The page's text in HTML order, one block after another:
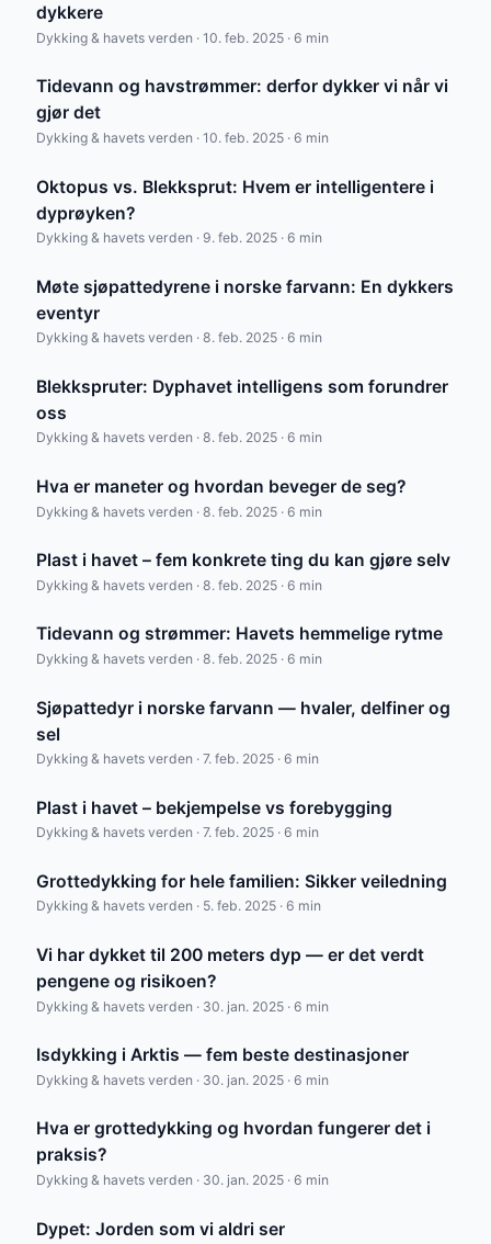
dykkere
Dykking & havets verden · 10. feb. 2025 · 6 min
Tidevann og havstrømmer: derfor dykker vi når vi
gjør det
Dykking & havets verden · 10. feb. 2025 · 6 min
Oktopus vs. Blekksprut: Hvem er intelligentere i
dyprøyken?
Dykking & havets verden · 9. feb. 2025 · 6 min
Møte sjøpattedyrene i norske farvann: En dykkers
eventyr
Dykking & havets verden · 8. feb. 2025 · 6 min
Blekkspruter: Dyphavet intelligens som forundrer
oss
Dykking & havets verden · 8. feb. 2025 · 6 min
Hva er maneter og hvordan beveger de seg?
Dykking & havets verden · 8. feb. 2025 · 6 min
Plast i havet – fem konkrete ting du kan gjøre selv
Dykking & havets verden · 8. feb. 2025 · 6 min
Tidevann og strømmer: Havets hemmelige rytme
Dykking & havets verden · 8. feb. 2025 · 6 min
Sjøpattedyr i norske farvann — hvaler, delfiner og
sel
Dykking & havets verden · 7. feb. 2025 · 6 min
Plast i havet – bekjempelse vs forebygging
Dykking & havets verden · 7. feb. 2025 · 6 min
Grottedykking for hele familien: Sikker veiledning
Dykking & havets verden · 5. feb. 2025 · 6 min
Vi har dykket til 200 meters dyp — er det verdt
pengene og risikoen?
Dykking & havets verden · 30. jan. 2025 · 6 min
Isdykking i Arktis — fem beste destinasjoner
Dykking & havets verden · 30. jan. 2025 · 6 min
Hva er grottedykking og hvordan fungerer det i
praksis?
Dykking & havets verden · 30. jan. 2025 · 6 min
Dypet: Jorden som vi aldri ser